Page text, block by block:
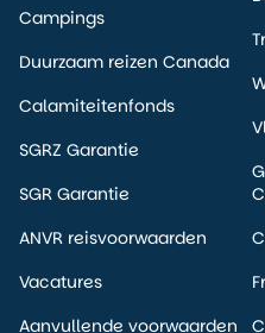
Campings
Duurzaam reizen Canada
Calamiteitenfonds
SGRZ Garantie
SGR Garantie
ANVR reisvoorwaarden
Vacatures
Aanvullende voorwaarden